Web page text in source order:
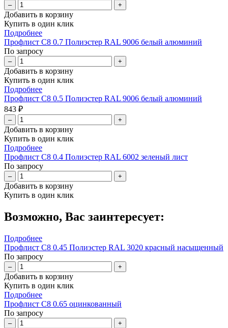
– +
Добавить в корзину
Купить в один клик
Подробнее
Профлист С8 0.7 Полиэстер RAL 9006 белый алюминий
По запросу
– +
Добавить в корзину
Купить в один клик
Подробнее
Профлист С8 0.5 Полиэстер RAL 9006 белый алюминий
843 ₽
– +
Добавить в корзину
Купить в один клик
Подробнее
Профлист С8 0.4 Полиэстер RAL 6002 зеленый лист
По запросу
– +
Добавить в корзину
Купить в один клик
Возможно, Вас заинтересует:
Подробнее
Профлист С8 0.45 Полиэстер RAL 3020 красный насыщенный
По запросу
– +
Добавить в корзину
Купить в один клик
Подробнее
Профлист С8 0.65 оцинкованный
По запросу
– +